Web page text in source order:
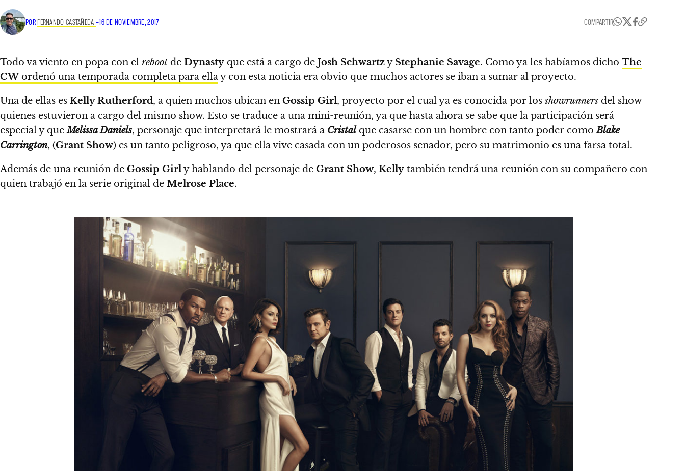
POR FERNANDO CASTAÑEDA –16 DE NOVIEMBRE, 2017 COMPARTIR
Todo va viento en popa con el reboot de Dynasty que está a cargo de Josh Schwartzy Stephanie Savage. Como ya les habíamos dicho The
CWordenó una temporada completa para ellay con esta noticia era obvio que muchos actores se iban a sumar al proyecto.
Una de ellas es Kelly Rutherford, a quien muchos ubican en Gossip Girl, proyecto por el cual ya es conocida por losshowrunners del show
quienes estuvieron a cargo del mismo show. Esto se traduce a una mini-reunión, ya que hasta ahora se sabe que la participación será
especial y queMelissa Daniels, personaje que interpretará le mostrará a Cristal que casarse con un hombre con tanto poder comoBlake
Carrington, (Grant Show) es un tanto peligroso, ya que ella vive casada con un poderosos senador, pero su matrimonio es una farsa total.
Además de una reunión de Gossip Girly hablando del personaje de Grant Show, Kelly también tendrá una reunión con su compañero con
quien trabajó en la serie original de Melrose Place.